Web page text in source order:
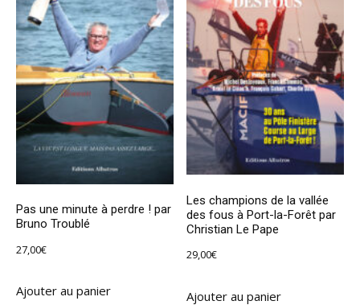
Pas une minute à perdre ! par
Bruno Troublé
27,00€
Ajouter au panier
Les champions de la vallée
des fous à Port-la-Forêt par
Christian Le Pape
29,00€
Ajouter au panier